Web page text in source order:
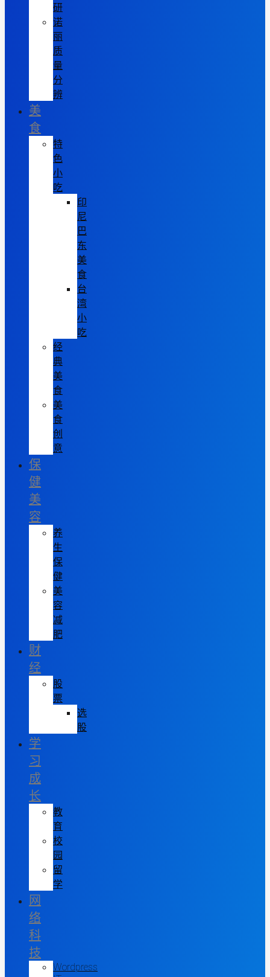
研
诺
丽
质
量
分
辨
美
食
特
色
小
吃
印
尼
巴
东
美
食
台
湾
小
吃
经
典
美
食
美
食
创
意
保
健
美
容
养
生
保
健
美
容
减
肥
财
经
股
票
选
股
学
习
成
长
教
育
校
园
留
学
网
络
科
技
Wordpress